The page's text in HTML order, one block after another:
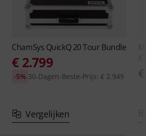
ChamSys QuickQ 20 Tour Bundle
€ 2.799
30-Dagen-Beste-Prijs: € 2.949
-5%
Vergelijken